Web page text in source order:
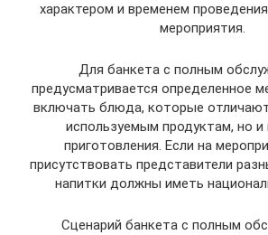
характером и временем
мероприятия.
Для банкета с полным
предусматривается определенное
включать блюда, которые
используемым продуктам, но и
приготовления. Если на
присутствовать представители
напитки должны иметь
Сценарий банкета с полным